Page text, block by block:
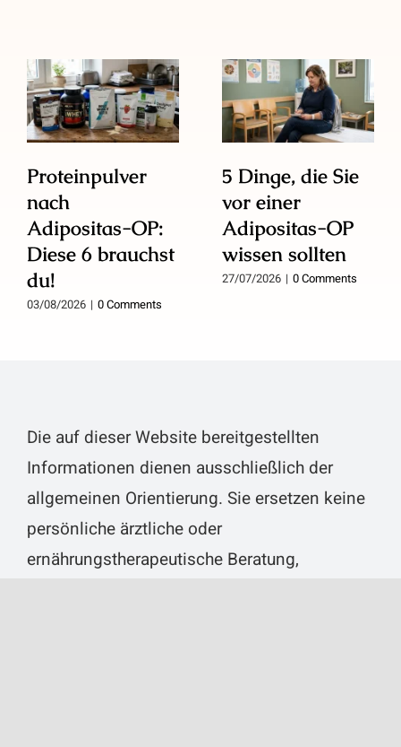
Proteinpulver
nach
Adipositas-OP:
Diese 6 brauchst
du!
03/08/2026 | 0 Comments
5 Dinge, die Sie
vor einer
Adipositas-OP
wissen sollten
27/07/2026 | 0 Comments
Die auf dieser Website bereitgestellten
Informationen dienen ausschließlich der
allgemeinen Orientierung. Sie ersetzen keine
persönliche ärztliche oder
ernährungstherapeutische Beratung,